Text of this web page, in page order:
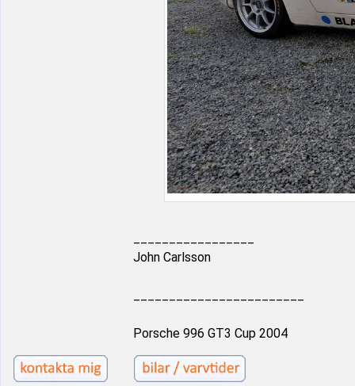
John Carlsson
Porsche 996 GT3 Cup 2004